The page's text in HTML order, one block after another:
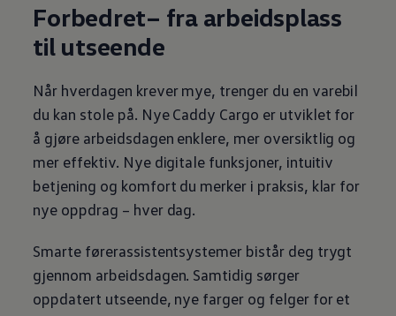
Forbedret– fra arbeidsplass
til utseende
Når hverdagen krever mye, trenger du en varebil
du kan stole på. Nye Caddy Cargo er utviklet for
å gjøre arbeidsdagen enklere, mer oversiktlig og
mer effektiv. Nye digitale funksjoner, intuitiv
betjening og komfort du merker i praksis, klar for
nye oppdrag – hver dag.
Smarte førerassistentsystemer bistår deg trygt
gjennom arbeidsdagen. Samtidig sørger
oppdatert utseende, nye farger og felger for et